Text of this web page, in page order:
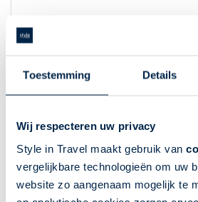
Toestemming Details
Wij respecteren uw privacy
Style in Travel maakt gebruik van
vergelijkbare technologieën om uw
website zo aangenaam mogelijk te
Overnachtingen 8-
1 nacht El Saler, Parador de El Saler
1 nachten Lorca, Parador de Lorca
Vervoer